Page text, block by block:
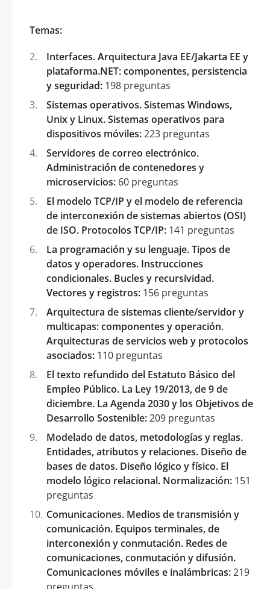
Temas:
Interfaces. Arquitectura Java EE/Jakarta EE y
plataforma.NET: componentes, persistencia
y seguridad: 198 preguntas
Sistemas operativos. Sistemas Windows,
Unix y Linux. Sistemas operativos para
dispositivos móviles:223 preguntas
Servidores de correo electrónico.
Administración de contenedores y
microservicios: 60 preguntas
El modelo TCP/IP y el modelo de referencia
de interconexión de sistemas abiertos (OSI)
de ISO. Protocolos TCP/IP: 141 preguntas
La programación y su lenguaje. Tipos de
datos y operadores. Instrucciones
condicionales. Bucles y recursividad.
Vectores y registros: 156 preguntas
Arquitectura de sistemas cliente/servidor y
multicapas: componentes y operación.
Arquitecturas de servicios web y protocolos
asociados: 110 preguntas
El texto refundido del Estatuto Básico del
Empleo Público. La Ley 19/2013, de 9 de
diciembre. La Agenda 2030 y los Objetivos de
Desarrollo Sostenible:209 preguntas
Modelado de datos, metodologías y reglas.
Entidades, atributos y relaciones. Diseño de
bases de datos. Diseño lógico y físico. El
modelo lógico relacional. Normalización: 151
preguntas
Comunicaciones. Medios de transmisión y
comunicación. Equipos terminales, de
interconexión y conmutación. Redes de
comunicaciones, conmutación y difusión.
Comunicaciones móviles e inalámbricas:219